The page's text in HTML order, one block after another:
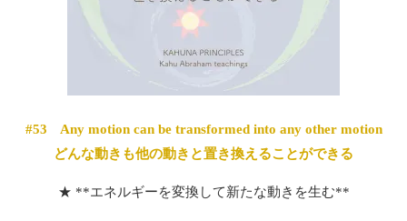
#53 Any motion can be transformed into any other motion
どんな動きも他の動きと置き換えることができる
★ **エネルギーを変換して新たな動きを生む**